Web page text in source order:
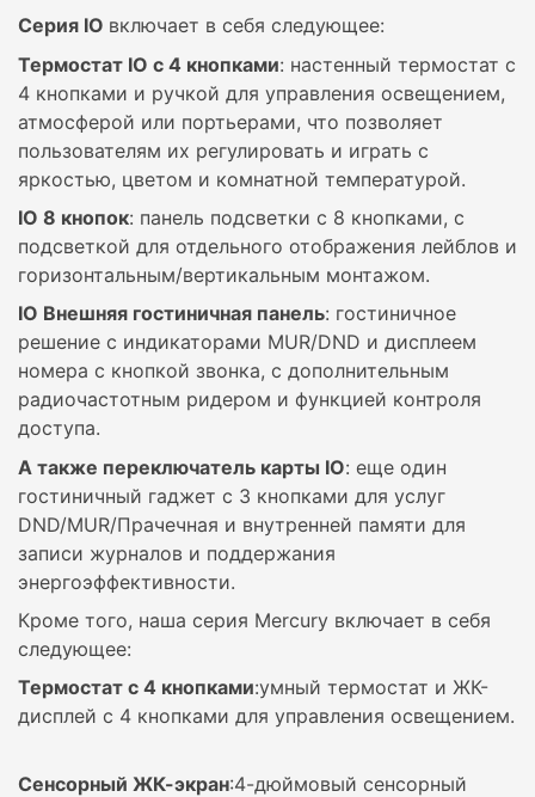
Серия IO включает в себя следующее:
Термостат IO с 4 кнопками: настенный термостат с
4 кнопками и ручкой для управления освещением,
атмосферой или портьерами, что позволяет
пользователям их регулировать и играть с
яркостью, цветом и комнатной температурой.
IO 8 кнопок: панель подсветки с 8 кнопками, с
подсветкой для отдельного отображения лейблов и
горизонтальным/вертикальным монтажом.
IO Внешняя гостиничная панель: гостиничное
решение с индикаторами MUR/DND и дисплеем
номера с кнопкой звонка, с дополнительным
радиочастотным ридером и функцией контроля
доступа.
А также переключатель карты IO: еще один
гостиничный гаджет с 3 кнопками для услуг
DND/MUR/Прачечная и внутренней памяти для
записи журналов и поддержания
энергоэффективности.
Кроме того, наша серия Mercury включает в себя
следующее:
Термостат с 4 кнопками:умный термостат и ЖК-
дисплей с 4 кнопками для управления освещением.
Сенсорный ЖК-экран:4-дюймовый сенсорный